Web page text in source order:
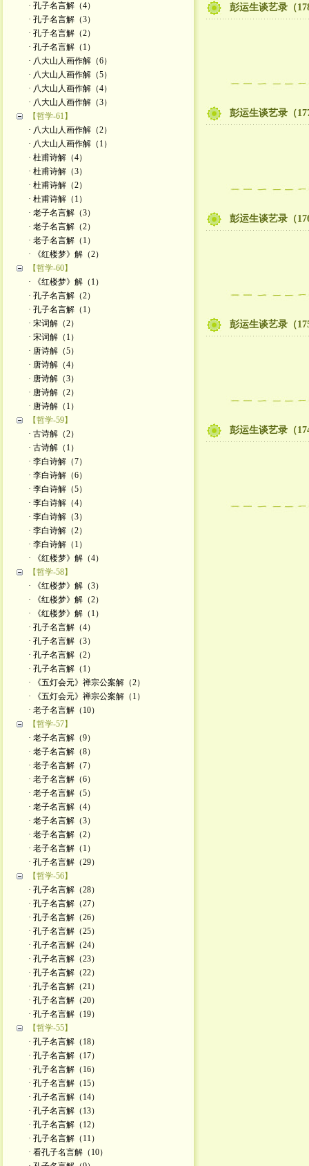
· 孔子名言解（4）
· 孔子名言解（3）
· 孔子名言解（2）
· 孔子名言解（1）
· 八大山人画作解（6）
· 八大山人画作解（5）
· 八大山人画作解（4）
· 八大山人画作解（3）
【哲学-61】
· 八大山人画作解（2）
· 八大山人画作解（1）
· 杜甫诗解（4）
· 杜甫诗解（3）
· 杜甫诗解（2）
· 杜甫诗解（1）
· 老子名言解（3）
· 老子名言解（2）
· 老子名言解（1）
· 《红楼梦》解（2）
【哲学-60】
· 《红楼梦》解（1）
· 孔子名言解（2）
· 孔子名言解（1）
· 宋词解（2）
· 宋词解（1）
· 唐诗解（5）
· 唐诗解（4）
· 唐诗解（3）
· 唐诗解（2）
· 唐诗解（1）
【哲学-59】
· 古诗解（2）
· 古诗解（1）
· 李白诗解（7）
· 李白诗解（6）
· 李白诗解（5）
· 李白诗解（4）
· 李白诗解（3）
· 李白诗解（2）
· 李白诗解（1）
· 《红楼梦》解（4）
【哲学-58】
· 《红楼梦》解（3）
· 《红楼梦》解（2）
· 《红楼梦》解（1）
· 孔子名言解（4）
· 孔子名言解（3）
· 孔子名言解（2）
· 孔子名言解（1）
· 《五灯会元》禅宗公案解（2）
· 《五灯会元》禅宗公案解（1）
· 老子名言解（10）
【哲学-57】
· 老子名言解（9）
· 老子名言解（8）
· 老子名言解（7）
· 老子名言解（6）
· 老子名言解（5）
· 老子名言解（4）
· 老子名言解（3）
· 老子名言解（2）
· 老子名言解（1）
· 孔子名言解（29）
【哲学-56】
· 孔子名言解（28）
· 孔子名言解（27）
· 孔子名言解（26）
· 孔子名言解（25）
· 孔子名言解（24）
· 孔子名言解（23）
· 孔子名言解（22）
· 孔子名言解（21）
· 孔子名言解（20）
· 孔子名言解（19）
【哲学-55】
· 孔子名言解（18）
· 孔子名言解（17）
· 孔子名言解（16）
· 孔子名言解（15）
· 孔子名言解（14）
· 孔子名言解（13）
· 孔子名言解（12）
· 孔子名言解（11）
· 看孔子名言解（10）
彭运生谈艺录（
彭运生谈艺录（
彭运生谈艺录（
彭运生谈艺录（
彭运生谈艺录（